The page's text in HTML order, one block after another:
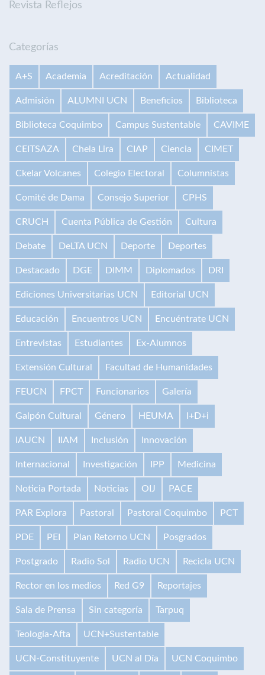
Revista Reflejos
Categorías
A+S Academia Acreditación Actualidad
Admisión ALUMNI UCN Beneficios Biblioteca
Biblioteca Coquimbo Campus Sustentable CAVIME
CEITSAZA Chela Lira CIAP Ciencia CIMET
Ckelar Volcanes Colegio Electoral Columnistas
Comité de Dama Consejo Superior CPHS
CRUCH Cuenta Pública de Gestión Cultura
Debate DeLTA UCN Deporte Deportes
Destacado DGE DIMM Diplomados DRI
Ediciones Universitarias UCN Editorial UCN
Educación Encuentros UCN Encuéntrate UCN
Entrevistas Estudiantes Ex-Alumnos
Extensión Cultural Facultad de Humanidades
FEUCN FPCT Funcionarios Galería
Galpón Cultural Género HEUMA I+D+i
IAUCN IIAM Inclusión Innovación
Internacional Investigación IPP Medicina
Noticia Portada Noticias OIJ PACE
PAR Explora Pastoral Pastoral Coquimbo PCT
PDE PEI Plan Retorno UCN Posgrados
Postgrado Radio Sol Radio UCN Recicla UCN
Rector en los medios Red G9 Reportajes
Sala de Prensa Sin categoría Tarpuq
Teología-Afta UCN+Sustentable
UCN-Constituyente UCN al Día UCN Coquimbo